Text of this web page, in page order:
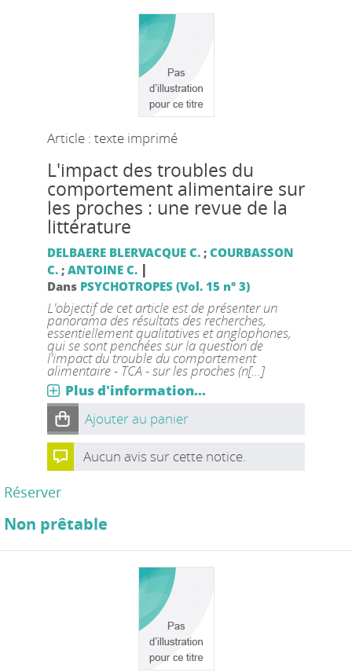
Article : texte imprimé
L'impact des troubles du
comportement alimentaire sur
les proches : une revue de la
littérature
DELBAERE BLERVACQUE C.; COURBASSON
C.; ANTOINE C. |
Dans PSYCHOTROPES (Vol. 15 n° 3)
L'objectif de cet article est de présenter un
panorama des résultats des recherches,
essentiellement qualitatives et anglopho­nes,
qui se sont penchées sur la question de
l'impact du trouble du comportement
alimentaire - TCA - sur les proches (n[...]
Plus d'information...
Ajouter au panier
Aucun avis sur cette notice.
Réserver
Non prêtable